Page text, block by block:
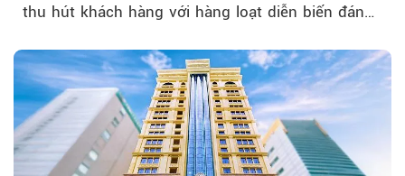
thu hút khách hàng với hàng loạt diễn biến đáng